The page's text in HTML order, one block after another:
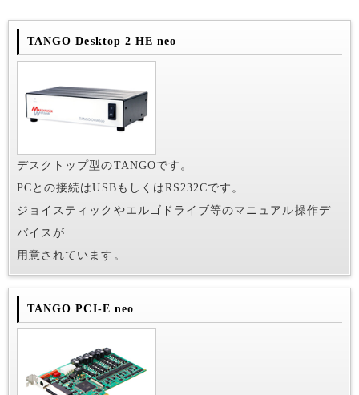
TANGO Desktop 2 HE neo
デスクトップ型のTANGOです。
PCとの接続はUSBもしくはRS232Cです。
ジョイスティックやエルゴドライブ等のマニュアル操作デ
バイスが
用意されています。
TANGO PCI-E neo